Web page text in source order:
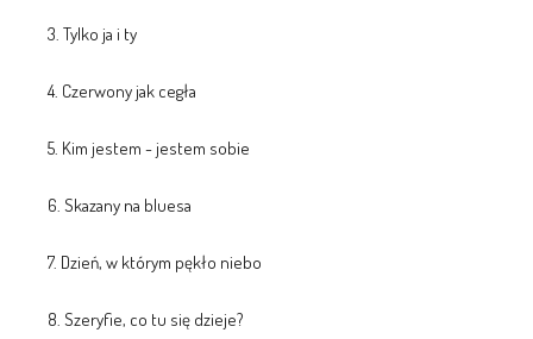
3. Tylko ja i ty
4. Czerwony jak cegła
5. Kim jestem - jestem sobie
6. Skazany na bluesa
7. Dzień, w którym pękło niebo
8. Szeryfie, co tu się dzieje?